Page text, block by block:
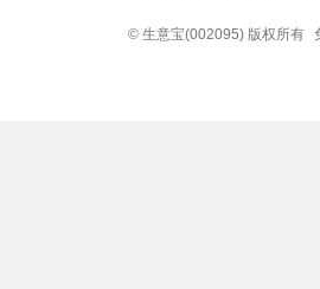
© 生意宝(002095) 版权所有